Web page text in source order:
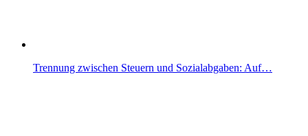
Trennung zwischen Steuern und Sozialabgaben: Auf…